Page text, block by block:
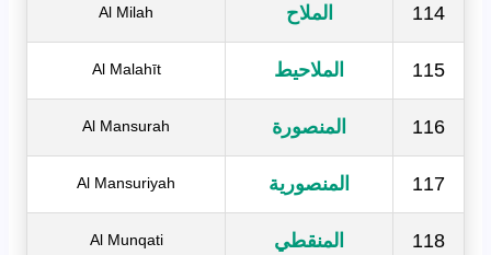
114 الملاح Al Milah
115 الملاحيط Al Malahīt
116 المنصورة Al Mansurah
117 المنصورية Al Mansuriyah
118 المنقطي Al Munqati